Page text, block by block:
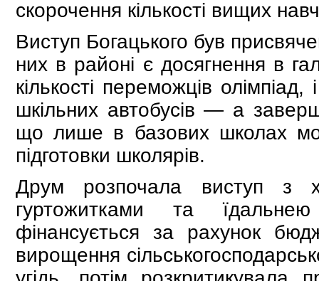
скорочення кількості вищих
Виступ Богацького був
них в районі є досягнення в
кількості переможців
шкільних автобусів — а
що лише в базових школах
підготовки школярів.
Друм розпочала виступ з
гуртожитками та
фінансується за рахунок
вирощення